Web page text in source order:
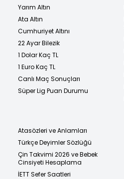
Yarım Altın
Ata Altın
Cumhuriyet Altını
22 Ayar Bilezik
1 Dolar Kaç TL
1 Euro Kaç TL
Canlı Maç Sonuçları
Süper Lig Puan Durumu
Atasözleri ve Anlamları
Türkçe Deyimler Sözlüğü
Çin Takvimi 2026 ve Bebek
Cinsiyeti Hesaplama
İETT Sefer Saatleri